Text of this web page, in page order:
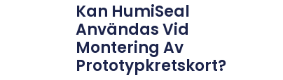
Kan HumiSeal
Användas Vid
Montering Av
Prototypkretskort?